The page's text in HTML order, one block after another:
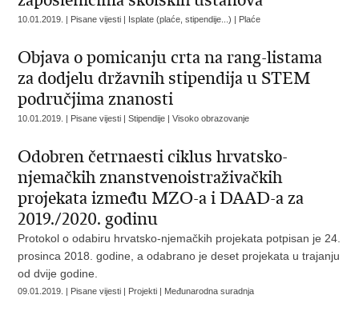
10.01.2019. | Pisane vijesti | Isplate (plaće, stipendije...) | Plaće
Objava o pomicanju crta na rang-listama
za dodjelu državnih stipendija u STEM
područjima znanosti
10.01.2019. | Pisane vijesti | Stipendije | Visoko obrazovanje
Odobren četrnaesti ciklus hrvatsko-
njemačkih znanstvenoistraživačkih
projekata između MZO-a i DAAD-a za
2019./2020. godinu
Protokol o odabiru hrvatsko-njemačkih projekata potpisan je 24.
prosinca 2018. godine, a odabrano je deset projekata u trajanju
od dvije godine.
09.01.2019. | Pisane vijesti | Projekti | Međunarodna suradnja